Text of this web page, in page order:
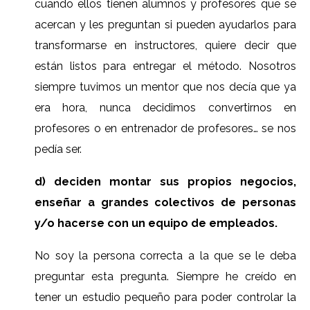
cuando ellos tienen alumnos y profesores que se
acercan y les preguntan si pueden ayudarlos para
transformarse en instructores, quiere decir que
están listos para entregar el método. Nosotros
siempre tuvimos un mentor que nos decía que ya
era hora, nunca decidimos convertirnos en
profesores o en entrenador de profesores… se nos
pedía ser.
d) deciden montar sus propios negocios,
enseñar a grandes colectivos de personas
y/o hacerse con un equipo de empleados.
No soy la persona correcta a la que se le deba
preguntar esta pregunta. Siempre he creído en
tener un estudio pequeño para poder controlar la